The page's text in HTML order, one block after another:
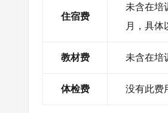
住宿费
未含在培
月，具体
教材费 未含在培
体检费 没有此费